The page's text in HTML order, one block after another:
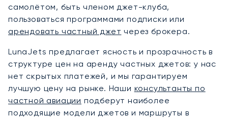
самолётом, быть членом джет-клуба,
пользоваться программами подписки или
арендовать частный джет через брокера.
LunaJets предлагает ясность и прозрачность в
структуре цен на аренду частных джетов: у нас
нет скрытых платежей, и мы гарантируем
лучшую цену на рынке. Наши консультанты по
частной авиации подберут наиболее
подходящие модели джетов и маршруты в